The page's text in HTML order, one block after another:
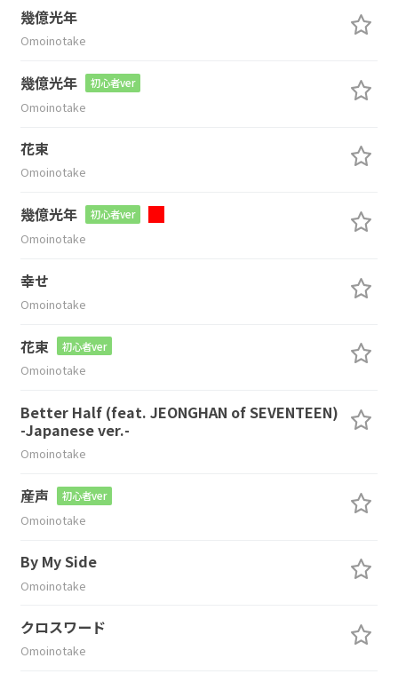
幾億光年
Omoinotake
幾億光年 初心者ver
Omoinotake
花束
Omoinotake
幾億光年 初心者ver
Omoinotake
幸せ
Omoinotake
花束 初心者ver
Omoinotake
Better Half (feat. JEONGHAN of SEVENTEEN)
-Japanese ver.-
Omoinotake
産声 初心者ver
Omoinotake
By My Side
Omoinotake
クロスワード
Omoinotake